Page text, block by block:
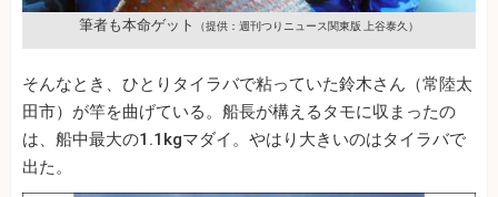
筆者も本命ゲット （提供：週刊つりニュース関東版 上谷泰久）
そんなとき、ひとりタイラバで粘っていた鈴木さん（常陸太
田市）が竿を曲げている。船長が構えるタモに収まったの
は、船中最大の1.1kgマダイ。やはり大きいのはタイラバで
出た。